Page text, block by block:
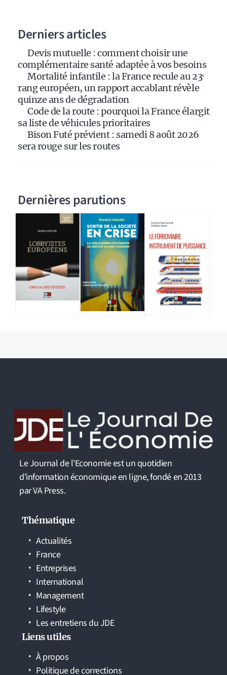
Derniers articles
Devis mutuelle : comment choisir une
complémentaire santé adaptée à vos besoins
Mortalité infantile : la France recule au 23ᵉ
rang européen, un rapport accablant révèle
quinze ans de dégradation
Code de la route : pourquoi la France élargit
sa liste de véhicules prioritaires
Bison Futé prévient : samedi 8 août 2026
sera rouge sur les routes
Dernières parutions
Le Journal de l'Economie est un quotidien
d'information économique en ligne, fondé en 2013
par VA Press.
Thématique
Actualités
France
Entreprises
International
Management
Lifestyle
Les entretiens du JDE
Liens utiles
À propos
Politique de corrections